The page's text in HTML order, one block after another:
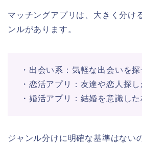
マッチングアプリは、大きく分け
ンルがあります。
・出会い系：気軽な出会いを探
・恋活アプリ：友達や恋人探
・婚活アプリ：結婚を意識し
ジャンル分けに明確な基準はない